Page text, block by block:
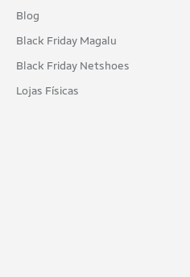
Blog
Black Friday Magalu
Black Friday Netshoes
Lojas Físicas